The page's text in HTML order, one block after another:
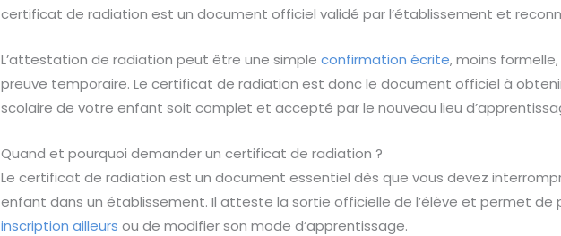
certificat de radiation est un document officiel validé par l’établissement et
L’attestation de radiation peut être une simpleconfirmation écrite, moins
preuve temporaire. Le certificat de radiation est donc le document officiel à
scolaire de votre enfant soit complet et accepté par le nouveau lieu
Quand et pourquoi demander un certificat de radiation ?
Le certificat de radiation est un document essentiel dès que vous devez
enfant dans un établissement. Il atteste la sortie officielle de l’élève et permet de
inscription ailleurs ou de modifier son mode d’apprentissage.